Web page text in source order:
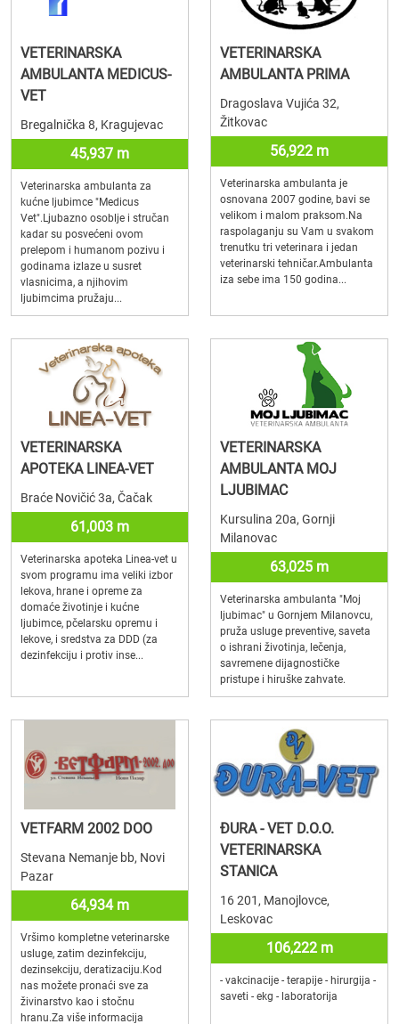
VETERINARSKA
AMBULANTA MEDICUS-
VET
Bregalnička 8, Kragujevac
45,937 m
Veterinarska ambulanta za
kućne ljubimce "Medicus
Vet".Ljubazno osoblje i stručan
kadar su posvećeni ovom
prelepom i humanom pozivu i
godinama izlaze u susret
vlasnicima, a njihovim
ljubimcima pružaju...
VETERINARSKA
AMBULANTA PRIMA
Dragoslava Vujića 32,
Žitkovac
56,922 m
Veterinarska ambulanta je
osnovana 2007 godine, bavi se
velikom i malom praksom.Na
raspolaganju su Vam u svakom
trenutku tri veterinara i jedan
veterinarski tehničar.Ambulanta
iza sebe ima 150 godina...
VETERINARSKA
APOTEKA LINEA-VET
Braće Novičić 3a, Čačak
61,003 m
Veterinarska apoteka Linea-vet u
svom programu ima veliki izbor
lekova, hrane i opreme za
domaće životinje i kućne
ljubimce, pčelarsku opremu i
lekove, i sredstva za DDD (za
dezinfekciju i protiv inse...
VETERINARSKA
AMBULANTA MOJ
LJUBIMAC
Kursulina 20a, Gornji
Milanovac
63,025 m
Veterinarska ambulanta "Moj
ljubimac" u Gornjem Milanovcu,
pruža usluge preventive, saveta
o ishrani životinja, lečenja,
savremene dijagnostičke
pristupe i hiruške zahvate.
VETFARM 2002 DOO
Stevana Nemanje bb, Novi
Pazar
64,934 m
Vršimo kompletne veterinarske
usluge, zatim dezinfekciju,
dezinsekciju, deratizaciju.Kod
nas možete pronaći sve za
živinarstvo kao i stočnu
hranu.Za više informacija
ĐURA - VET D.O.O.
VETERINARSKA
STANICA
16 201, Manojlovce,
Leskovac
106,222 m
- vakcinacije - terapije - hirurgija -
saveti - ekg - laboratorija